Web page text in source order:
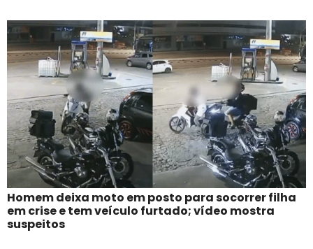
Homem deixa moto em posto para socorrer filha
em crise e tem veículo furtado; vídeo mostra
suspeitos